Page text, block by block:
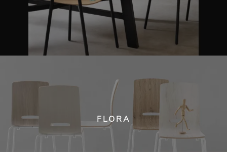
FLORA